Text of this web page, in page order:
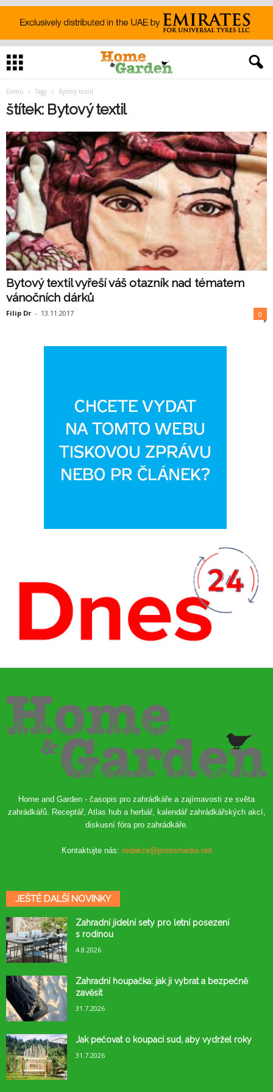
Domů Tagy Bytový textil
štítek: Bytový textil
Bytový textil vyřeší váš otazník nad tématem
vánočních dárků
Filip Dr - 13.11.2017 0
Home and Garden - časopis pro zahrádkáře a zajímavosti ze světa
zahrádkářů. Receptář, Atlas hub a herbář, kalendář zahrádkářských akcí,
diskusní fóra pro zahrádkáře.
Kontaktujte nás: redakce@pressmedia.net
JEŠTĚ DALŠÍ NOVINKY
Zahradní jídelní sety pro letní posezení
s rodinou
4.8.2026
Zahradní houpačka: jak ji vybrat a bezpečně
zavěsit
31.7.2026
Jak pečovat o koupací sud, aby vydržel roky
31.7.2026